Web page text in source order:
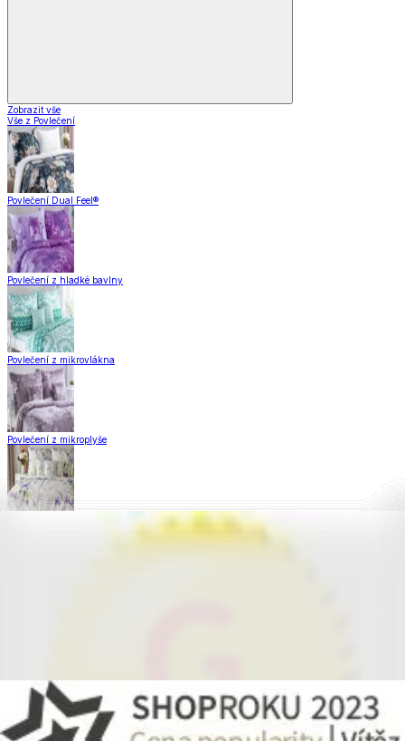
Zobrazit vše
Vše z Povlečení
Povlečení Dual Feel®
Povlečení z hladké bavlny
Povlečení z mikrovlákna
Povlečení z mikroplyše
Krepové povlečení